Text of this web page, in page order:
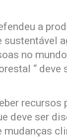
a
sustentável
no
“ deve
recursos
deve ser
mudanças